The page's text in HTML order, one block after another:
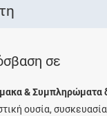
σε
& Συμπληρώματα
ουσία,